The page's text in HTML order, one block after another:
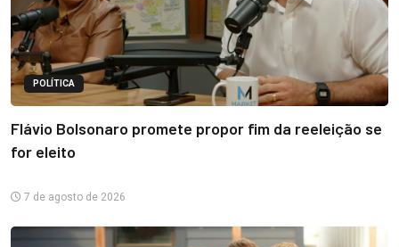
POLÍTICA
Flávio Bolsonaro promete propor fim da reeleição se
for eleito
7 de agosto de 2026